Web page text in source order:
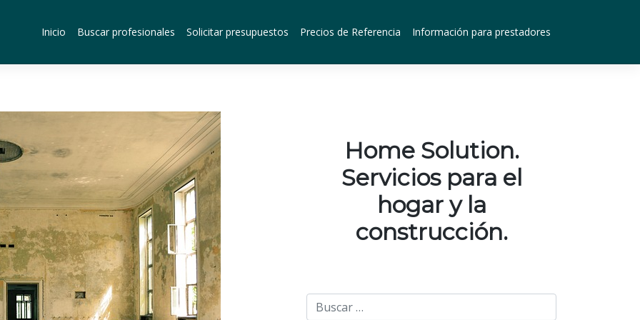
Inicio Buscar profesionales Solicitar presupuestos Precios de Referencia Información para prestadores
Home Solution.
Servicios para el
hogar y la
construcción.